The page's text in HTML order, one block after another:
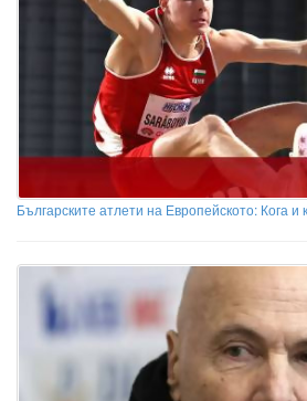
Българските атлети на Европейското: Кога и